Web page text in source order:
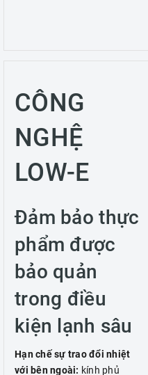
CÔNG
NGHỆ
LOW-E
Đảm bảo thực
phẩm được
bảo quản
trong điều
kiện lạnh sâu
Hạn chế sự trao đổi nhiệt
với bên ngoài: kính phủ